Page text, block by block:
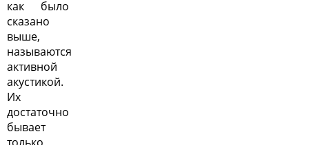
как было
сказано
выше,
называются
активной
акустикой.
Их
достаточно
бывает
только